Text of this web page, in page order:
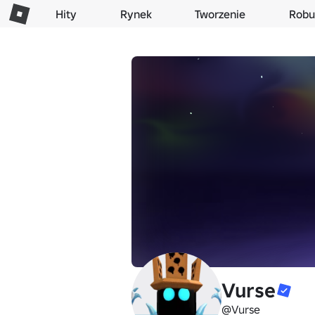
Hity Rynek Tworzenie
Vurse
@Vurse